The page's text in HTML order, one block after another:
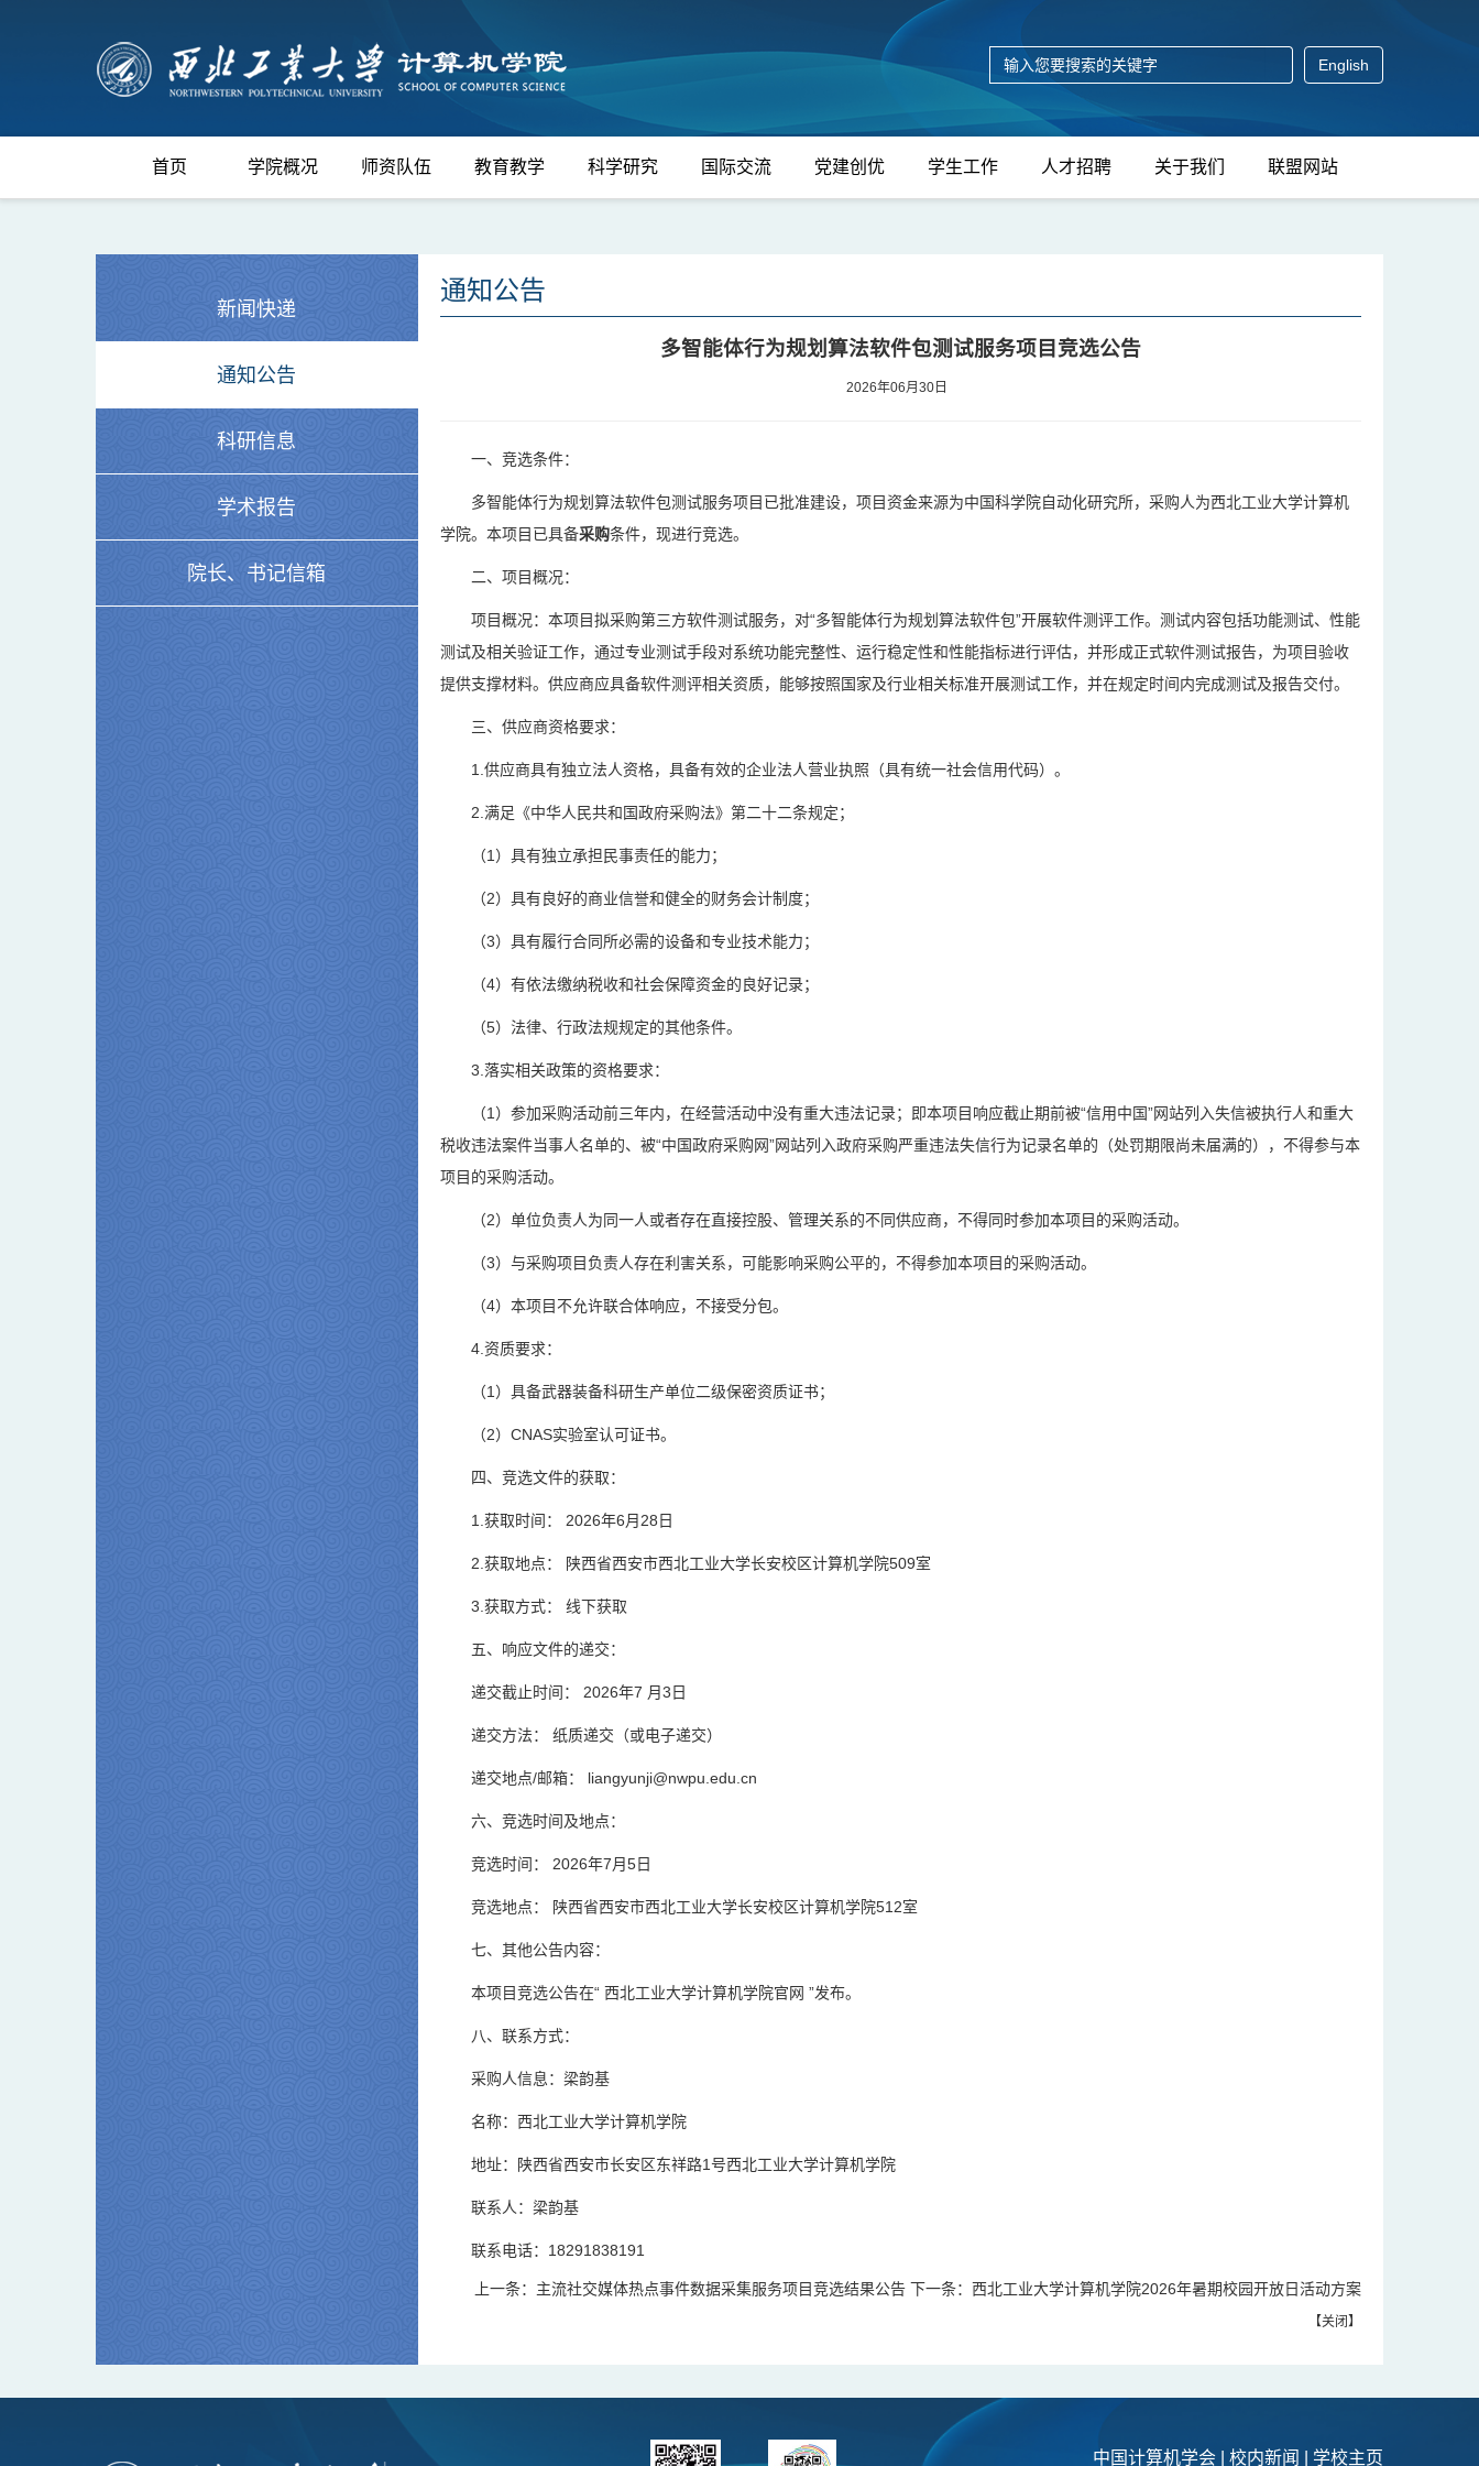
English
首页 学院概况 师资队伍 教育教学 科学研究 国际交流 党建创优 学生工作 人才招聘 关于我们 联盟网站
新闻快递
通知公告
科研信息
学术报告
院长、书记信箱
通知公告
多智能体行为规划算法软件包测试服务项目竞选公告
2026年06月30日
一、竞选条件：
多智能体行为规划算法软件包测试服务项目已批准建设，项目资金来源为中国科学院自动化研究所，采购人为西北工业大学计算机
学院。本项目已具备采购条件，现进行竞选。
二、项目概况：
项目概况：本项目拟采购第三方软件测试服务，对“多智能体行为规划算法软件包”开展软件测评工作。测试内容包括功能测试、性能
测试及相关验证工作，通过专业测试手段对系统功能完整性、运行稳定性和性能指标进行评估，并形成正式软件测试报告，为项目验收
提供支撑材料。供应商应具备软件测评相关资质，能够按照国家及行业相关标准开展测试工作，并在规定时间内完成测试及报告交付。
三、供应商资格要求：
1.供应商具有独立法人资格，具备有效的企业法人营业执照（具有统一社会信用代码）。
2.满足《中华人民共和国政府采购法》第二十二条规定；
（1）具有独立承担民事责任的能力；
（2）具有良好的商业信誉和健全的财务会计制度；
（3）具有履行合同所必需的设备和专业技术能力；
（4）有依法缴纳税收和社会保障资金的良好记录；
（5）法律、行政法规规定的其他条件。
3.落实相关政策的资格要求：
（1）参加采购活动前三年内，在经营活动中没有重大违法记录；即本项目响应截止期前被“信用中国”网站列入失信被执行人和重大
税收违法案件当事人名单的、被“中国政府采购网”网站列入政府采购严重违法失信行为记录名单的（处罚期限尚未届满的），不得参与本
项目的采购活动。
（2）单位负责人为同一人或者存在直接控股、管理关系的不同供应商，不得同时参加本项目的采购活动。
（3）与采购项目负责人存在利害关系，可能影响采购公平的，不得参加本项目的采购活动。
（4）本项目不允许联合体响应，不接受分包。
4.资质要求：
（1）具备武器装备科研生产单位二级保密资质证书；
（2）CNAS实验室认可证书。
四、竞选文件的获取：
1.获取时间： 2026年6月28日
2.获取地点： 陕西省西安市西北工业大学长安校区计算机学院509室
3.获取方式： 线下获取
五、响应文件的递交：
递交截止时间： 2026年7 月3日
递交方法： 纸质递交（或电子递交）
递交地点/邮箱： liangyunji@nwpu.edu.cn
六、竞选时间及地点：
竞选时间： 2026年7月5日
竞选地点： 陕西省西安市西北工业大学长安校区计算机学院512室
七、其他公告内容：
本项目竞选公告在“ 西北工业大学计算机学院官网 ”发布。
八、联系方式：
采购人信息：梁韵基
名称：西北工业大学计算机学院
地址：陕西省西安市长安区东祥路1号西北工业大学计算机学院
联系人：梁韵基
联系电话：18291838191
上一条： 主流社交媒体热点事件数据采集服务项目竞选结果公告 下一条： 西北工业大学计算机学院2026年暑期校园开放日活动方案
【关闭】
中国计算机学会 校内新闻 学校主页